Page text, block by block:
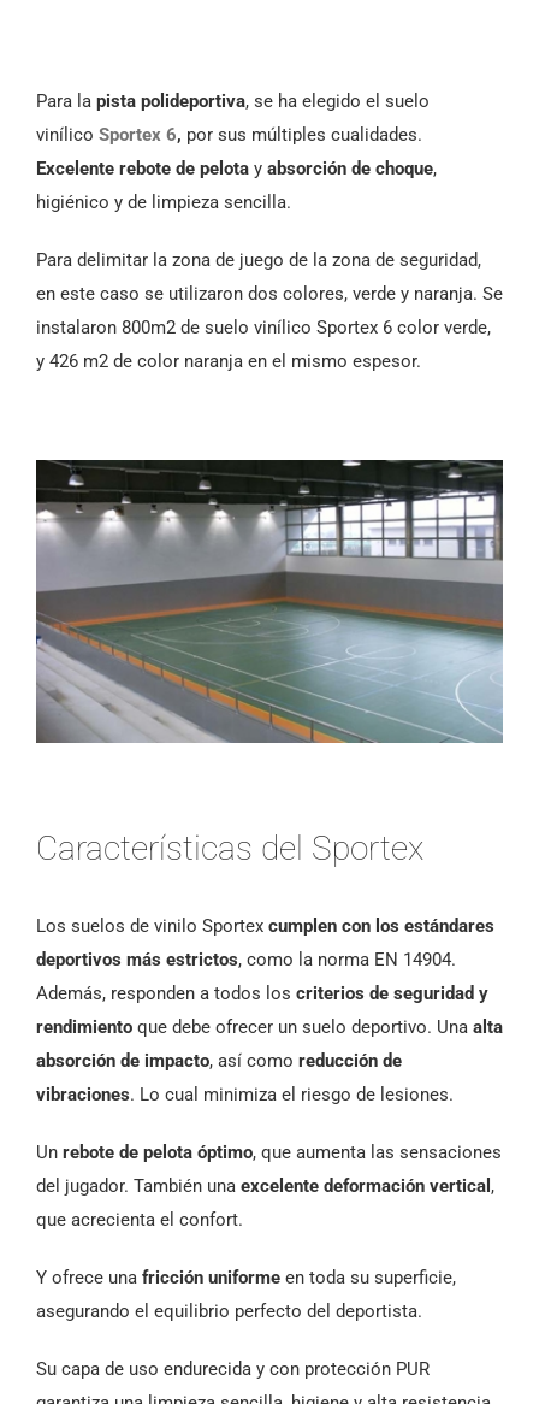
Para la pista polideportiva, se ha elegido el suelo
vinílico Sportex 6, por sus múltiples cualidades.
Excelente rebote de pelota y absorción de choque,
higiénico y de limpieza sencilla.
Para delimitar la zona de juego de la zona de seguridad,
en este caso se utilizaron dos colores, verde y naranja. Se
instalaron 800m2 de suelo vinílico Sportex 6 color verde,
y 426 m2 de color naranja en el mismo espesor.
Características del Sportex
Los suelos de vinilo Sportex cumplen con los estándares
deportivos más estrictos, como la norma EN 14904.
Además, responden a todos los criterios de seguridad y
rendimiento que debe ofrecer un suelo deportivo. Una alta
absorción de impacto, así como reducción de
vibraciones. Lo cual minimiza el riesgo de lesiones.
Un rebote de pelota óptimo, que aumenta las sensaciones
del jugador. También una excelente deformación vertical ,
que acrecienta el confort.
Y ofrece una fricción uniforme en toda su superficie,
asegurando el equilibrio perfecto del deportista.
Su capa de uso endurecida y con protección PUR